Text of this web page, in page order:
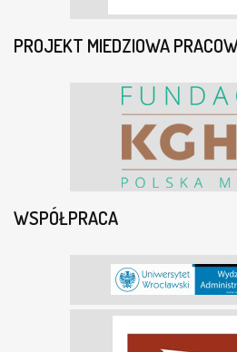
PROJEKT MIEDZIOWA
WSPÓŁPRACA